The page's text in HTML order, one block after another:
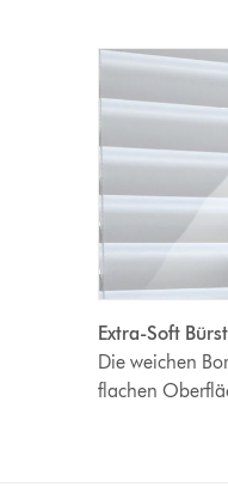
Extra-Soft
Die weichen
flachen